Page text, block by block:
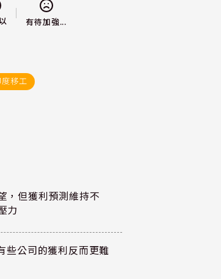
有待加強...
移工
，但獲利預測維持不
力
些公司的獲利反而更難